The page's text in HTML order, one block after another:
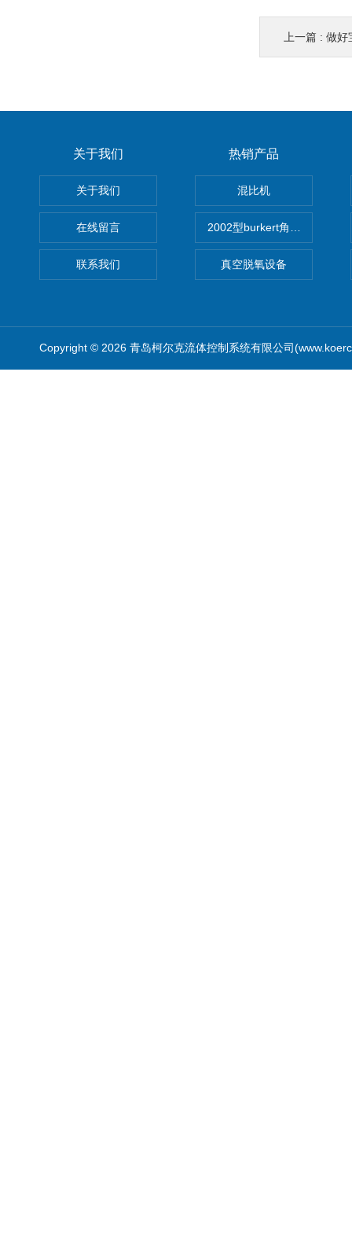
上一篇 : 做好
关于我们
关于我们
在线留言
联系我们
热销产品
混比机
2002型burkert角座阀
真空脱氧设备
Copyright © 2026 青岛柯尔克流体控制系统有限公司